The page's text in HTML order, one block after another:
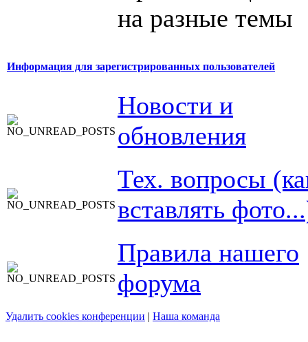
на разные темы
Информация для зарегистрированных пользователей
Новости и
обновления
Тех. вопросы
вставлять
Правила нашего
форума
Удалить cookies конференции | Наша команда